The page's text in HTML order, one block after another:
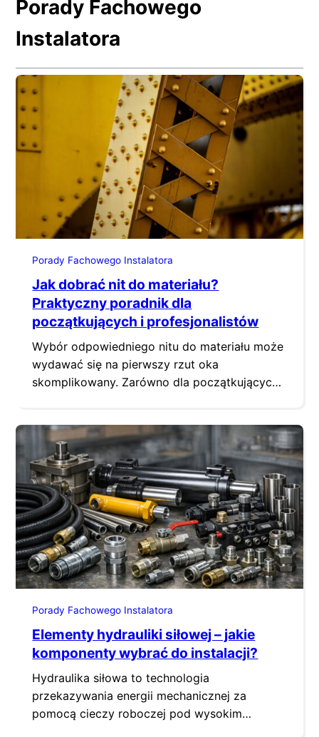
Porady Fachowego
Instalatora
Porady Fachowego Instalatora
Jak dobrać nit do materiału?
Praktyczny poradnik dla
początkujących i profesjonalistów
Wybór odpowiedniego nitu do materiału może
wydawać się na pierwszy rzut oka
skomplikowany. Zarówno dla początkujących,
jest kluczowe. Niezależnie od tego, czy
pracujesz z delikatnymi tkaninami, czy
solidnymi metalami, właściwy dobór nitu
wpłynie na trwałość i estetykę Twojej pracy.
Podstawy doboru nitów Dobór nitów…
Porady Fachowego Instalatora
Elementy hydrauliki siłowej – jakie
komponenty wybrać do instalacji?
Hydraulika siłowa to technologia
przekazywania energii mechanicznej za
pomocą cieczy roboczej pod wysokim